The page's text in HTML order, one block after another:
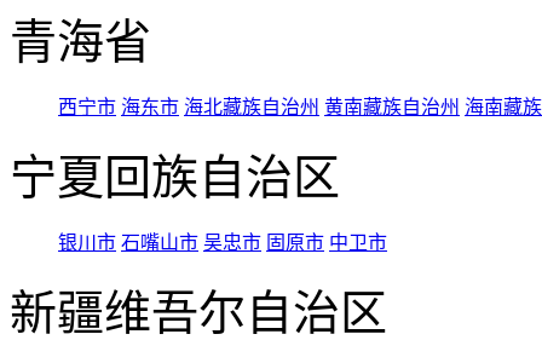
青海省
西宁市 海东市 海北藏族自治州 黄南藏族自治州 海南藏
宁夏回族自治区
银川市 石嘴山市 吴忠市 固原市 中卫市
新疆维吾尔自治区